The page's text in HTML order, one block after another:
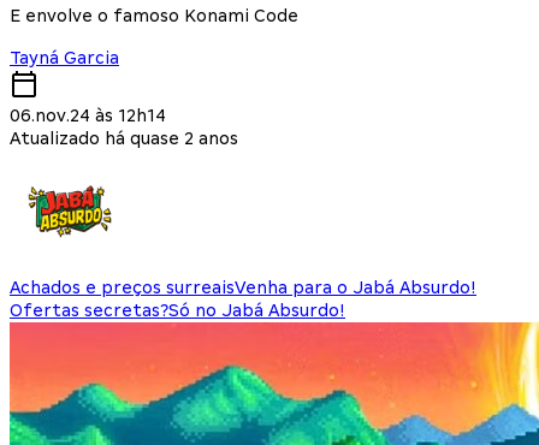
E envolve o famoso Konami Code
Tayná Garcia
06.nov.24 às 12h14
Atualizado há quase 2 anos
Achados e preços surreaisVenha para o Jabá Absurdo!
Ofertas secretas?Só no Jabá Absurdo!